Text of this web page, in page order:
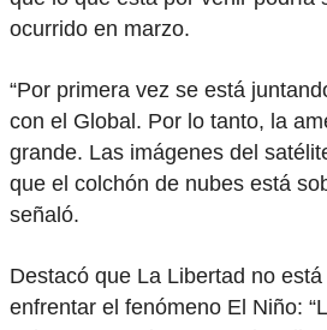
ocurrido en marzo.
“Por primera vez se está
con el Global. Por lo tanto, la
grande. Las imágenes del
que el colchón de nubes está
señaló.
Destacó que La Libertad no
enfrentar el fenómeno El Niño: